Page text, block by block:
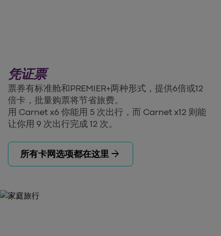
凭证票
票券有标准舱和PREMIER+两种形式，提供6倍或12
倍卡，批量购票将节省旅费。
用 Carnet x6 你能用 5 次出行，而 Carnet x12 则能
让你用 9 次出行完成 12 次。
所有卡网选项都在这里 arrow_forward